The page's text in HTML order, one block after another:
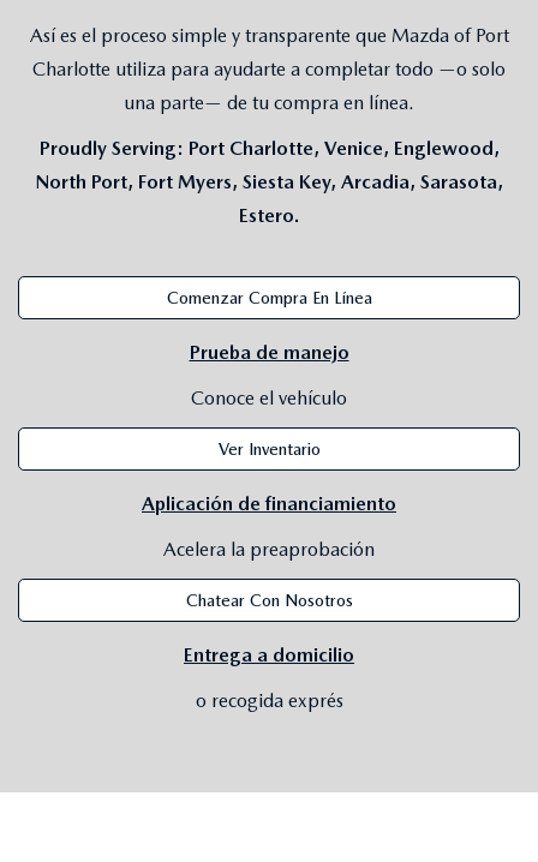
COMPARE THE MAZDA CX-50
COMPARE THE MAZDA CX-90
COMPARE THE MAZDA CX-50 HYBRID
WHY BUY MAZDA CERTIFIED
FINANCE APPLICATION
SERVICE & PARTS SPECIALS
SERVICE DEPARTMENT
RECALL INFORMATION
24/7 SERVICE DROP-OFF & PICK UP
PREPARE YOUR CAR FOR A HURRICANE
FINANCE
FINANCE DEPARTMENT
PAYMENT CALCULATOR
BENEFITS OF LEASING A MAZDA
ABOUT US
HOURS & DIRECTIONS
CUSTOMER REFERRAL PROGRAM
SUBMIT YOUR REFERRAL
ANDY & PHIL PODCAST & SOCIALS
2026 MAZDA CX-5
2026 MAZDA CX-30
2026 MAZDA CX-70
2026 MAZDA CX-90
2026 MAZDA3 HATCHBACK
2026 MAZDA CX-50
Así es el proceso simple y transparente que Mazda of Port
Charlotte utiliza para ayudarte a completar todo —o solo
una parte— de tu compra en línea.
Proudly Serving: Port Charlotte, Venice, Englewood,
North Port, Fort Myers, Siesta Key, Arcadia, Sarasota,
Estero.
Comenzar Compra En Línea
Prueba de manejo
Conoce el vehículo
Ver Inventario
Aplicación de financiamiento
Acelera la preaprobación
Chatear Con Nosotros
Entrega a domicilio
o recogida exprés